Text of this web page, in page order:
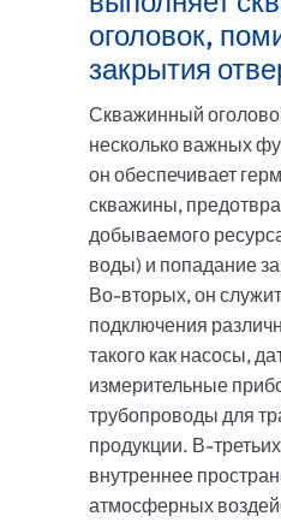
оголовок,
закрытия
Скважинный
несколько важных
он обеспечивает
скважины,
добываемого
воды) и попадание
Во-вторых, он
подключения
такого как насосы,
измерительные
трубопроводы для
продукции. В-
внутреннее
атмосферных